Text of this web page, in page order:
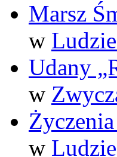
Marsz
w
Udany
w
w